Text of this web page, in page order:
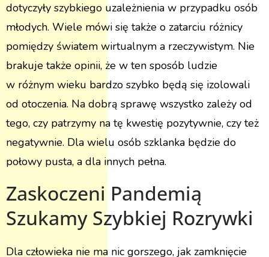
dotyczyły szybkiego uzależnienia w przypadku osób
młodych. Wiele mówi się także o zatarciu różnicy
pomiędzy światem wirtualnym a rzeczywistym. Nie
brakuje także opinii, że w ten sposób ludzie
w różnym wieku bardzo szybko będą się izolowali
od otoczenia. Na dobrą sprawę wszystko zależy od
tego, czy patrzymy na tę kwestię pozytywnie, czy też
negatywnie. Dla wielu osób szklanka będzie do
połowy pusta, a dla innych pełna.
Zaskoczeni Pandemią
Szukamy Szybkiej Rozrywki
Dla człowieka nie ma nic gorszego, jak zamknięcie